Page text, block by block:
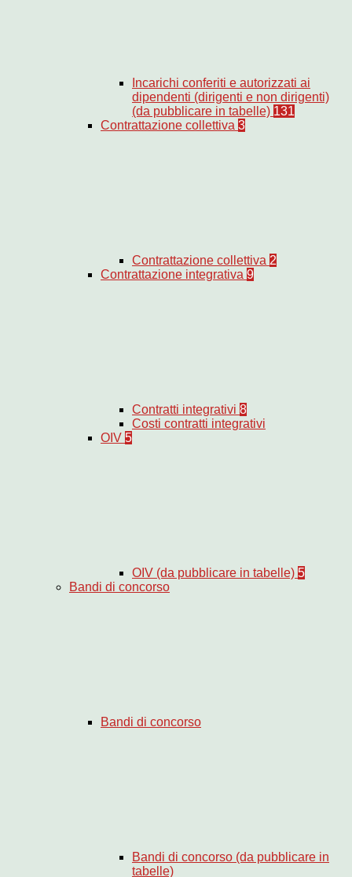
Incarichi conferiti e autorizzati ai
dipendenti (dirigenti e non dirigenti)
(da pubblicare in tabelle) 131
Contrattazione collettiva 3
Contrattazione collettiva 2
Contrattazione integrativa 9
Contratti integrativi 8
Costi contratti integrativi
OIV 5
OIV (da pubblicare in tabelle) 5
Bandi di concorso
Bandi di concorso
Bandi di concorso (da pubblicare in
tabelle)